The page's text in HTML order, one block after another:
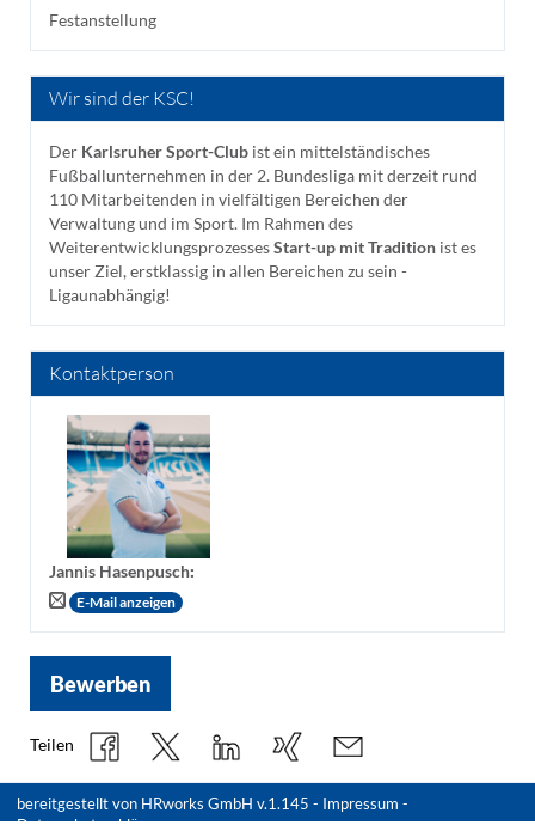
Festanstellung
Wir sind der KSC!
Der Karlsruher Sport-Club ist ein mittelständisches
Fußballunternehmen in der 2. Bundesliga mit derzeit rund
110 Mitarbeitenden in vielfältigen Bereichen der
Verwaltung und im Sport. Im Rahmen des
WeiterentwicklungsprozessesStart-up mit Tradition ist es
unser Ziel, erstklassig in allen Bereichen zu sein -
Ligaunabhängig!
Kontaktperson
Jannis Hasenpusch:
E-Mail anzeigen
Bewerben
Teilen
bereitgestellt von HRworks GmbH v.1.145 - Impressum -
Datenschutzerklärung